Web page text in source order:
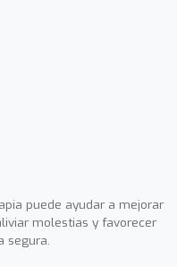
puede ayudar a mejorar
molestias y favorecer
segura.